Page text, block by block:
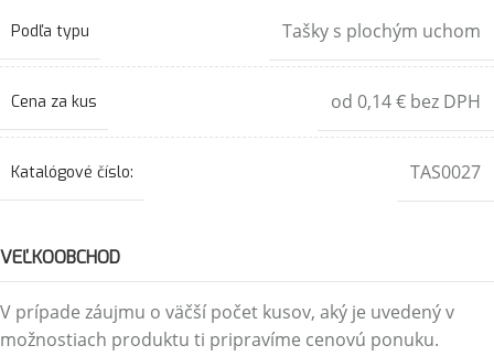
Podľa typu Tašky s plochým uchom
Cena za kus od 0,14 € bez DPH
Katalógové číslo: TAS0027
VEĽKOOBCHOD
V prípade záujmu o väčší počet kusov, aký je uvedený v
možnostiach produktu ti pripravíme cenovú ponuku.